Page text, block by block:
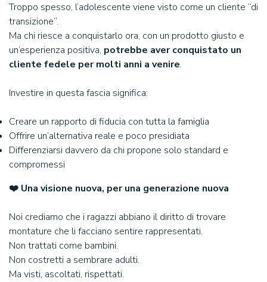
Troppo spesso, l’adolescente viene visto come un cliente “di
transizione”.
Ma chi riesce a conquistarlo ora, con un prodotto giusto e
un’esperienza positiva, potrebbe aver conquistato un
cliente fedele per molti anni a venire.
Investire in questa fascia significa:
Creare un rapporto di fiducia con tutta la famiglia
Offrire un’alternativa reale e poco presidiata
Differenziarsi davvero da chi propone solo standard e
compromessi
❤️ Una visione nuova, per una generazione nuova
Noi crediamo che i ragazzi abbiano il diritto di trovare
montature che li facciano sentire rappresentati.
Non trattati come bambini.
Non costretti a sembrare adulti.
Ma visti, ascoltati, rispettati.